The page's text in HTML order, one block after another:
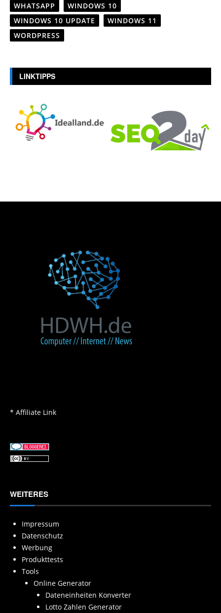
WHATSAPP
WINDOWS 10
WINDOWS 10 UPDATE
WINDOWS 11
WORDPRESS
LINKTIPPS
* Affiliate Link
WEITERES
Impressum
Datenschutz
Werbung
Produkttests
Tools
Online Generator
Dateneinheiten Konverter
Lotto Zahlen Generator